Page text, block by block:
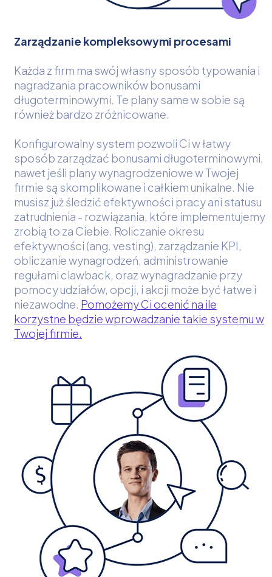
Zarządzanie kompleksowymi procesami
Każda z firm ma swój własny sposób typowania i
nagradzania pracowników bonusami
długoterminowymi. Te plany same w sobie są
również bardzo zróżnicowane.
Konfigurowalny system pozwoli Ci w łatwy
sposób zarządzać bonusami długoterminowymi,
nawet jeśli plany wynagrodzeniowe w Twojej
firmie są skomplikowane i całkiem unikalne. Nie
musisz już śledzić efektywności pracy ani statusu
zatrudnienia - rozwiązania, które implementujemy
zrobią to za Ciebie. Roliczanie okresu
efektywności (ang. vesting), zarządzanie KPI,
obliczanie wynagrodzeń, administrowanie
regułami clawback, oraz wynagradzanie przy
pomocy udziałów, opcji, i akcji może być łatwe i
niezawodne. Pomożemy Ci ocenić na ile
korzystne będzie wprowadzanie takie systemu w
Twojej firmie.